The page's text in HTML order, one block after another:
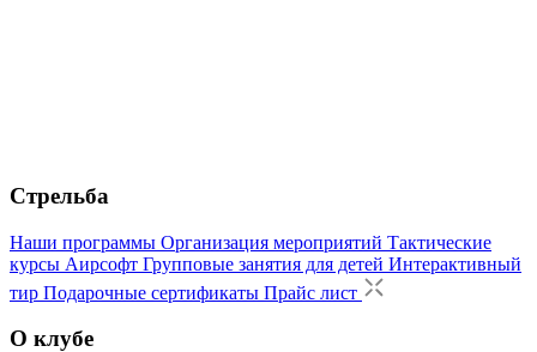
Стрельба
Наши программы Организация мероприятий Тактические
курсы Аирсофт Групповые занятия для детей Интерактивный
тир Подарочные сертификаты Прайс лист
О клубе